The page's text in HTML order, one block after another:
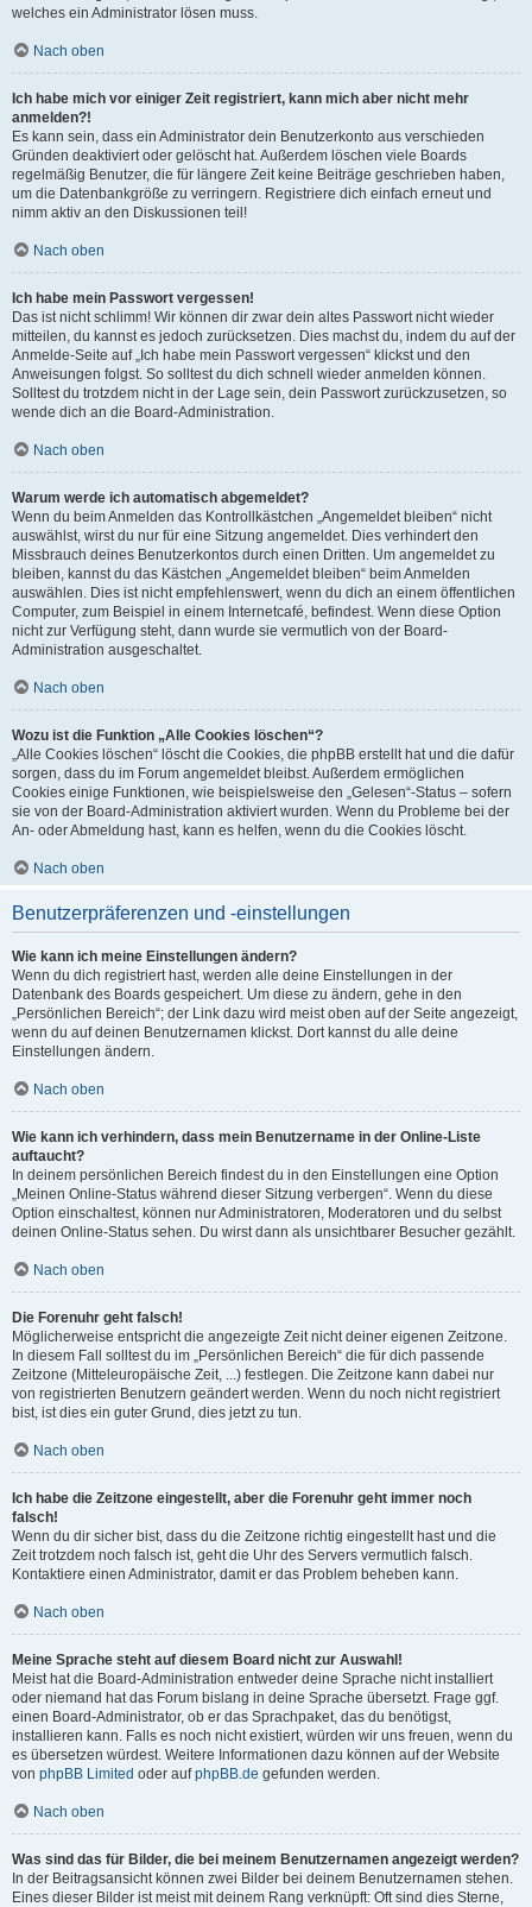
welches ein Administrator lösen muss.
Nach oben
Ich habe mich vor einiger Zeit registriert, kann mich aber nicht mehr
anmelden?!
Es kann sein, dass ein Administrator dein Benutzerkonto aus verschieden
Gründen deaktiviert oder gelöscht hat. Außerdem löschen viele Boards
regelmäßig Benutzer, die für längere Zeit keine Beiträge geschrieben haben,
um die Datenbankgröße zu verringern. Registriere dich einfach erneut und
nimm aktiv an den Diskussionen teil!
Nach oben
Ich habe mein Passwort vergessen!
Das ist nicht schlimm! Wir können dir zwar dein altes Passwort nicht wieder
mitteilen, du kannst es jedoch zurücksetzen. Dies machst du, indem du auf der
Anmelde-Seite auf „Ich habe mein Passwort vergessen“ klickst und den
Anweisungen folgst. So solltest du dich schnell wieder anmelden können.
Solltest du trotzdem nicht in der Lage sein, dein Passwort zurückzusetzen, so
wende dich an die Board-Administration.
Nach oben
Warum werde ich automatisch abgemeldet?
Wenn du beim Anmelden das Kontrollkästchen „Angemeldet bleiben“ nicht
auswählst, wirst du nur für eine Sitzung angemeldet. Dies verhindert den
Missbrauch deines Benutzerkontos durch einen Dritten. Um angemeldet zu
bleiben, kannst du das Kästchen „Angemeldet bleiben“ beim Anmelden
auswählen. Dies ist nicht empfehlenswert, wenn du dich an einem öffentlichen
Computer, zum Beispiel in einem Internetcafé, befindest. Wenn diese Option
nicht zur Verfügung steht, dann wurde sie vermutlich von der Board-
Administration ausgeschaltet.
Nach oben
Wozu ist die Funktion „Alle Cookies löschen“?
„Alle Cookies löschen“ löscht die Cookies, die phpBB erstellt hat und die dafür
sorgen, dass du im Forum angemeldet bleibst. Außerdem ermöglichen
Cookies einige Funktionen, wie beispielsweise den „Gelesen“-Status – sofern
sie von der Board-Administration aktiviert wurden. Wenn du Probleme bei der
An- oder Abmeldung hast, kann es helfen, wenn du die Cookies löscht.
Nach oben
Benutzerpräferenzen und -einstellungen
Wie kann ich meine Einstellungen ändern?
Wenn du dich registriert hast, werden alle deine Einstellungen in der
Datenbank des Boards gespeichert. Um diese zu ändern, gehe in den
„Persönlichen Bereich“; der Link dazu wird meist oben auf der Seite angezeigt,
wenn du auf deinen Benutzernamen klickst. Dort kannst du alle deine
Einstellungen ändern.
Nach oben
Wie kann ich verhindern, dass mein Benutzername in der Online-Liste
auftaucht?
In deinem persönlichen Bereich findest du in den Einstellungen eine Option
„Meinen Online-Status während dieser Sitzung verbergen“. Wenn du diese
Option einschaltest, können nur Administratoren, Moderatoren und du selbst
deinen Online-Status sehen. Du wirst dann als unsichtbarer Besucher gezählt.
Nach oben
Die Forenuhr geht falsch!
Möglicherweise entspricht die angezeigte Zeit nicht deiner eigenen Zeitzone.
In diesem Fall solltest du im „Persönlichen Bereich“ die für dich passende
Zeitzone (Mitteleuropäische Zeit, ...) festlegen. Die Zeitzone kann dabei nur
von registrierten Benutzern geändert werden. Wenn du noch nicht registriert
bist, ist dies ein guter Grund, dies jetzt zu tun.
Nach oben
Ich habe die Zeitzone eingestellt, aber die Forenuhr geht immer noch
falsch!
Wenn du dir sicher bist, dass du die Zeitzone richtig eingestellt hast und die
Zeit trotzdem noch falsch ist, geht die Uhr des Servers vermutlich falsch.
Kontaktiere einen Administrator, damit er das Problem beheben kann.
Nach oben
Meine Sprache steht auf diesem Board nicht zur Auswahl!
Meist hat die Board-Administration entweder deine Sprache nicht installiert
oder niemand hat das Forum bislang in deine Sprache übersetzt. Frage ggf.
einen Board-Administrator, ob er das Sprachpaket, das du benötigst,
installieren kann. Falls es noch nicht existiert, würden wir uns freuen, wenn du
es übersetzen würdest. Weitere Informationen dazu können auf der Website
von phpBB Limited oder aufphpBB.de gefunden werden.
Nach oben
Was sind das für Bilder, die bei meinem Benutzernamen angezeigt werden?
In der Beitragsansicht können zwei Bilder bei deinem Benutzernamen stehen.
Eines dieser Bilder ist meist mit deinem Rang verknüpft: Oft sind dies Sterne,